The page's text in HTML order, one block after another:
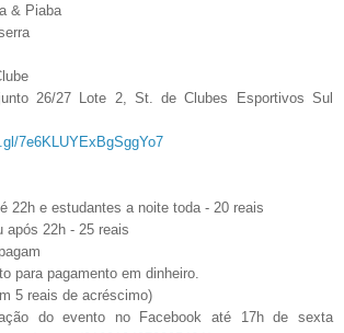
& Piaba
26/27 Lote 2, St. de Clubes Esportivos Sul
7e6KLUYExBgSggYo7
22h e estudantes a noite toda - 20 reais
após 22h - 25 reais
para pagamento em dinheiro.
5 reais de acréscimo)
do evento no Facebook até 17h de sexta